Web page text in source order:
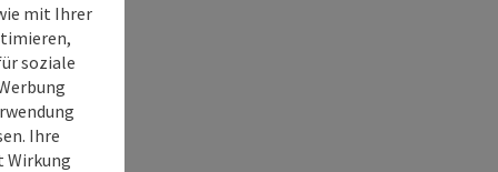
mit Ihrer
soziale
Ihre
Wirkung